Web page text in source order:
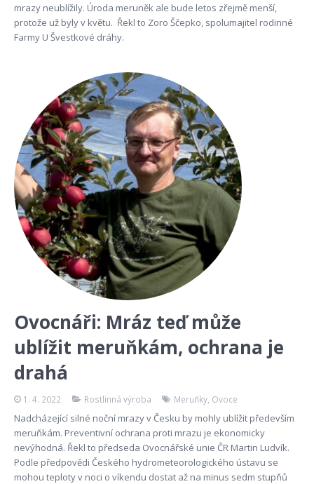
mrazy neublížily. Úroda meruněk ale bude letos zřejmě menší,
protože už byly v květu. Řekl to Zoro Ščepko, spolumajitel rodinné
Farmy U Švestkové dráhy.
Ovocnáři: Mráz teď může
ublížit meruňkám, ochrana je
drahá
1. 4. 2022 Rostlinná výroba Meruňky Ovoce
Nadcházející silné noční mrazy v Česku by mohly ublížit především
meruňkám. Preventivní ochrana proti mrazu je ekonomicky
nevýhodná. Řekl to předseda Ovocnářské unie ČR Martin Ludvík.
Podle předpovědi Českého hydrometeorologického ústavu se
mohou teploty v noci o víkendu dostat až na minus sedm stupňů